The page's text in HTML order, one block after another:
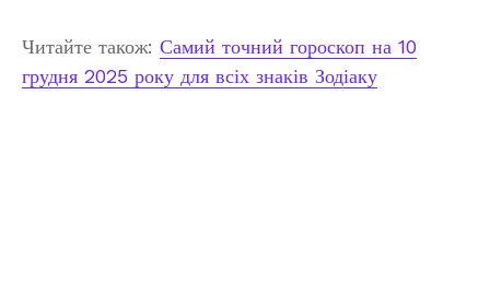
Читайте також: Самий точний гороскоп на 10
грудня 2025 року для всіх знаків Зодіаку